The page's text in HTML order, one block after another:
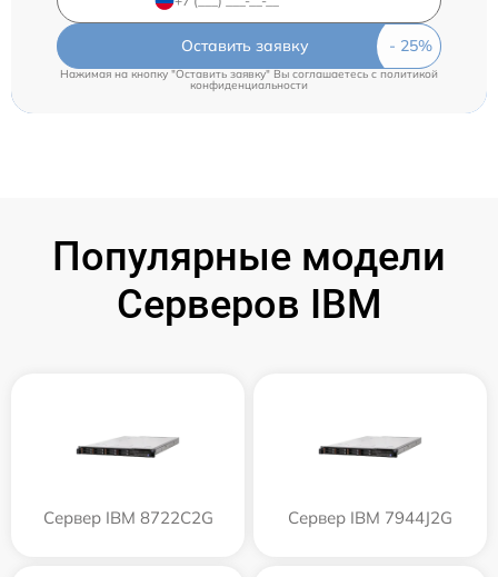
Оставить заявку
Нажимая на кнопку "Оставить заявку" Вы соглашаетесь c политикой
конфиденциальности
Популярные модели
Серверов IBM
Сервер IBM 8722C2G Сервер IBM 7944J2G